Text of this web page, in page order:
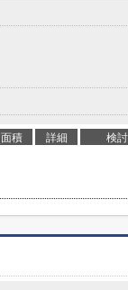
面積 詳細 検